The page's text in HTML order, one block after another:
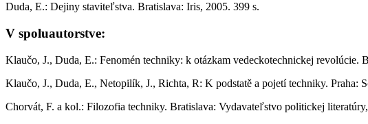
Duda, E.: Dejiny staviteľstva. Bratislava: Iris, 2005. 399 s.
V spoluautorstve:
Klaučo, J., Duda, E.: Fenomén techniky: k otázkam vedeckotechnickej
Klaučo, J., Duda, E., Netopilík, J., Richta, R: K podstatě a pojetí techniky. Praha:
Chorvát, F. a kol.: Filozofia techniky. Bratislava: Vydavateľstvo politickej